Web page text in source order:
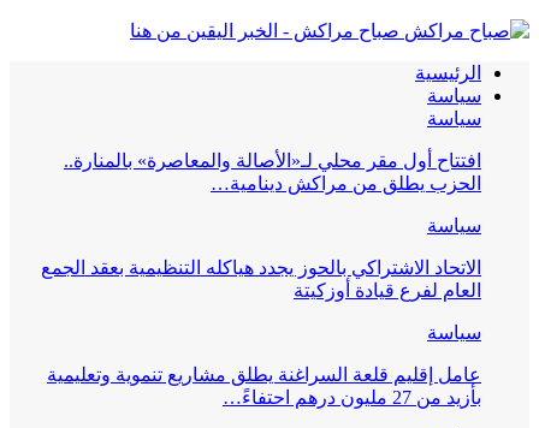
صباح مراكش - الخبر اليقين من هنا
الرئيسية
سياسة
سياسة
افتتاح أول مقر محلي لـ«الأصالة والمعاصرة» بالمنارة..
الحزب يطلق من مراكش دينامية…
سياسة
الاتحاد الاشتراكي بالحوز يجدد هياكله التنظيمية بعقد الجمع
العام لفرع قيادة أوزكيتة
سياسة
عامل إقليم قلعة السراغنة يطلق مشاريع تنموية وتعليمية
بأزيد من 27 مليون درهم احتفاءً…